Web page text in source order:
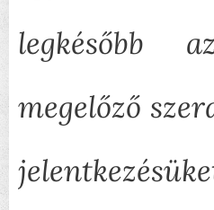
legkésőbb
megelőző